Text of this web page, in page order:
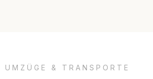
UMZÜGE & TRANSPORTE